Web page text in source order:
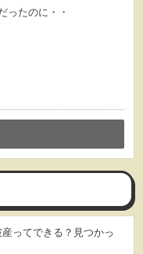
ったのに・・
ってできる？見つかっ